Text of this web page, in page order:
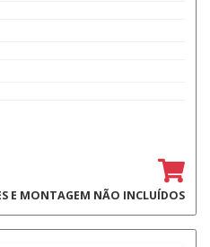
E MONTAGEM NÃO INCLUÍDOS